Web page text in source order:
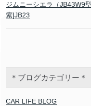
ジムニーシエラ（JB43W9
索]JB23
＊ブログカテゴリー＊
CAR LIFE BLOG